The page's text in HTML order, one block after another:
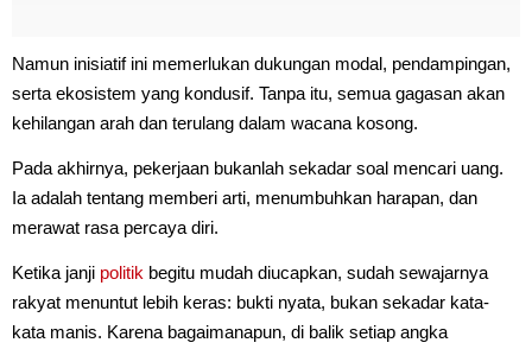
Namun inisiatif ini memerlukan dukungan modal, pendampingan,
serta ekosistem yang kondusif. Tanpa itu, semua gagasan akan
kehilangan arah dan terulang dalam wacana kosong.
Pada akhirnya, pekerjaan bukanlah sekadar soal mencari uang.
Ia adalah tentang memberi arti, menumbuhkan harapan, dan
merawat rasa percaya diri.
Ketika janji politik begitu mudah diucapkan, sudah sewajarnya
rakyat menuntut lebih keras: bukti nyata, bukan sekadar kata-
kata manis. Karena bagaimanapun, di balik setiap angka